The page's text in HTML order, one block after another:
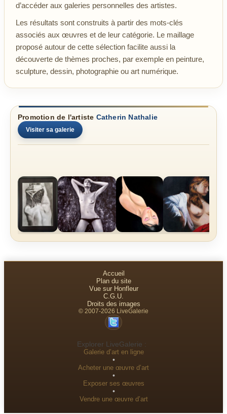
d’accéder aux galeries personnelles des artistes.
Les résultats sont construits à partir des mots-clés
associés aux œuvres et de leur catégorie. Le maillage
proposé autour de cette sélection facilite aussi la
découverte de thèmes proches, par exemple en peinture,
sculpture, dessin, photographie ou art numérique.
Promotion de l'artiste Catherin Nathalie
Visiter sa galerie
Accueil
Plan du site
Vue sur Honfleur
C.G.U.
Droits des images
© 2007-2026 LiveGalerie
Explorer LiveGalerie :
Galerie d’art en ligne
•
Acheter une œuvre d’art
•
Exposer ses œuvres
•
Vendre une œuvre d’art